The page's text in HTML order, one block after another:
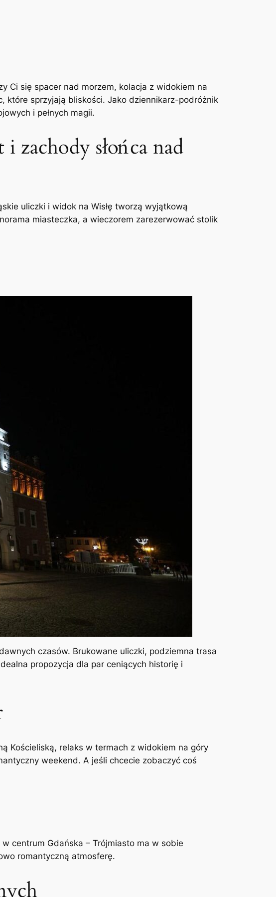
Ci się spacer nad morzem, kolacja z widokiem na
które sprzyjają bliskości. Jako dziennikarz-podróżnik
i pełnych magii.
słońca nad
uliczki i widok na Wisłę tworzą wyjątkową
miasteczka, a wieczorem zarezerwować stolik
czasów. Brukowane uliczki, podziemna trasa
propozycja dla par ceniących historię i
Kościeliską, relaks w termach z widokiem na góry
weekend. A jeśli chcecie zobaczyć coś
centrum Gdańska – Trójmiasto ma w sobie
romantyczną atmosferę.